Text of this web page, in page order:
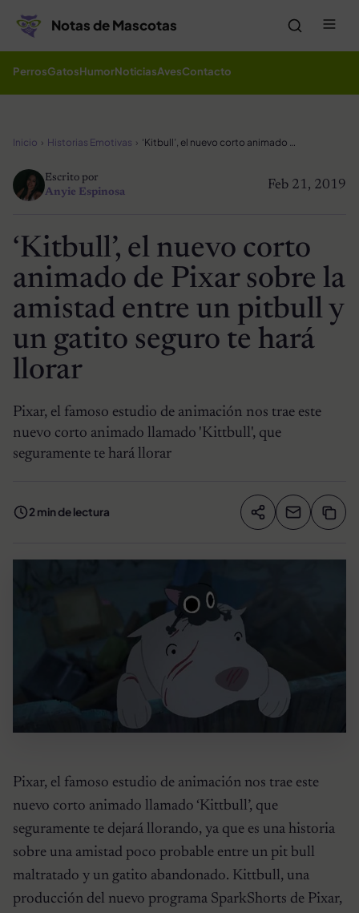
Notas de Mascotas
PerrosGatosHumorNoticiasAvesContacto
Inicio Historias Emotivas ‘Kitbull’, el nuevo corto animado de Pixar sobre la amistad entre un pitbull y un gatito seguro te hará llorar
Feb 21, 2019
Escrito por
Anyie Espinosa
‘Kitbull’, el nuevo corto
animado de Pixar sobre la
amistad entre un pitbull y
un gatito seguro te hará
llorar
Pixar, el famoso estudio de animación nos trae este
nuevo corto animado llamado 'Kittbull', que
seguramente te hará llorar
2 min de lectura Compartir
Pixar, el famoso estudio de animación nos trae este
nuevo corto animado llamado ‘Kittbull’, que
seguramente te dejará llorando, ya que es una historia
sobre una amistad poco probable entre un pit bull
maltratado y un gatito abandonado. Kittbull, una
producción del nuevo programa SparkShorts de Pixar,